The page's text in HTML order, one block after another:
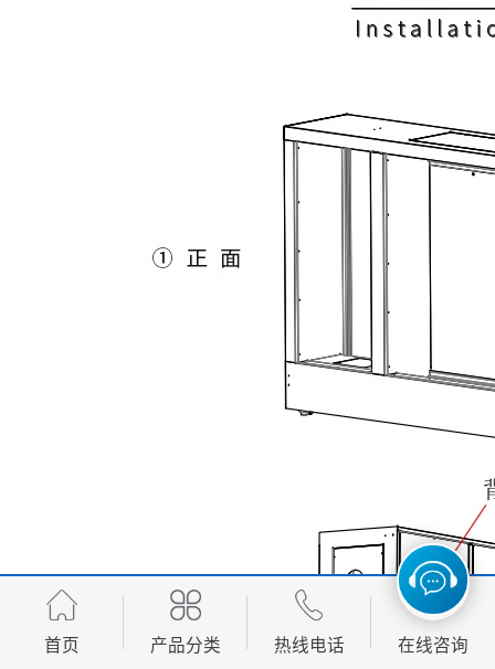
首页 产品分类 热线电话 在线咨询